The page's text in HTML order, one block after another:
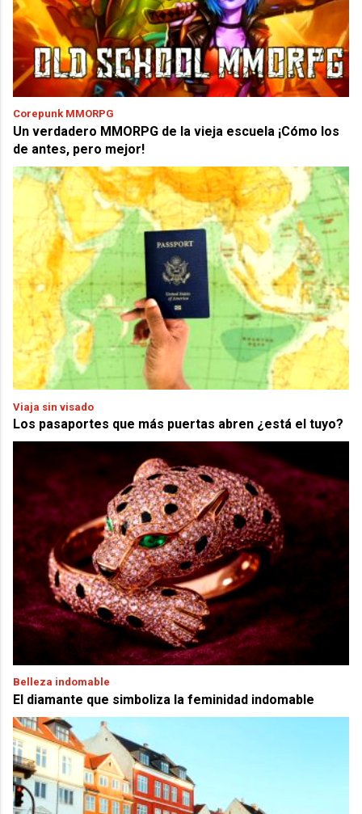
Corepunk MMORPG
Un verdadero MMORPG de la vieja escuela ¡Cómo los
de antes, pero mejor!
Viaja sin visado
Los pasaportes que más puertas abren ¿está el tuyo?
Belleza indomable
El diamante que simboliza la feminidad indomable